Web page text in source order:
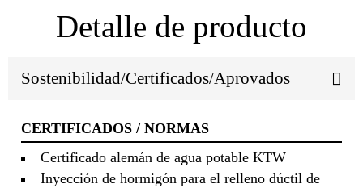
Detalle de producto
Sostenibilidad/Certificados/Aprovados
CERTIFICADOS / NORMAS
Certificado alemán de agua potable KTW
Inyección de hormigón para el relleno dúctil de